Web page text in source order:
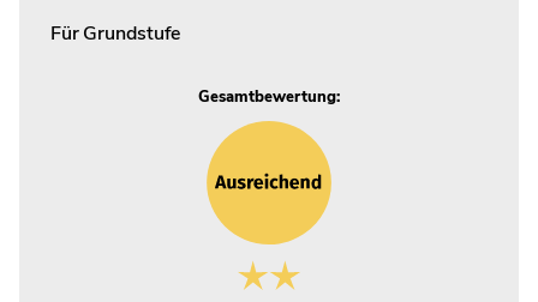
Für Grundstufe
Gesamtbewertung: